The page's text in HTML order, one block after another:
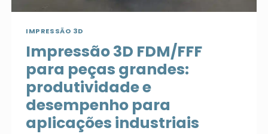
IMPRESSÃO 3D
Impressão 3D FDM/FFF
para peças grandes:
produtividade e
desempenho para
aplicações industriais